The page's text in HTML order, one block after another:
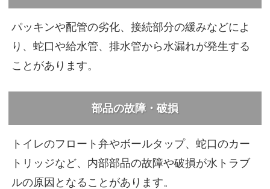
パッキンや配管の劣化、接続部分の緩みなどによ
り、蛇口や給水管、排水管から水漏れが発生する
ことがあります。
部品の故障・破損
トイレのフロート弁やボールタップ、蛇口のカー
トリッジなど、内部部品の故障や破損が水トラブ
ルの原因となることがあります。